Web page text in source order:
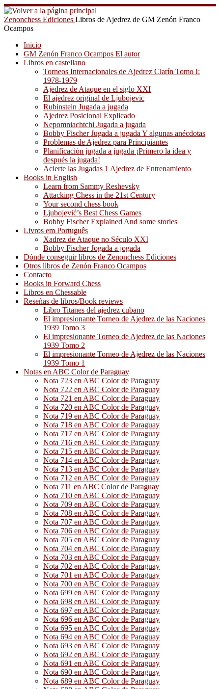
Saltar
al
contenido
Zenonchess Ediciones Libros de Ajedrez de GM Zenón Franco
Ocampos
Inicio
GM Zenón Franco Ocampos El autor
Libros en castellano
Torneos Internacionales de Ajedrez Clarín Tomo I:
1978-1979
Ajedrez de Ataque en el siglo XXI
El ajedrez original de Ljubojevic
Rubinstein Jugada a jugada
Ajedrez Posicional Explicado
Nepomniachtchi Jugada a jugada
Bobby Fischer Jugada a jugada Y algunas anécdotas
Problemas de Ajedrez para Principiantes
Planificación jugada a jugada ¡Primero la idea y
después la jugada!
Acierte las Jugadas 1 Ajedrez de Entrenamiento
Books in English
Learn from Sammy Reshevsky
Attacking Chess in the 21st Century
Your second chess book
Ljubojević’s Best Chess Games
Bobby Fischer Explained And some stories
Livros em Português
Xadrez de Ataque no Século XXI
Bobby Fischer Jogada a jogada
Dónde conseguir libros de Zenonchess Ediciones
Otros libros de Zenón Franco Ocampos
Contacto
Books in Forward Chess
Libros en Chessable
Reseñas de libros/Book reviews
Libro Titanes del ajedrez cubano
El impresionante Torneo de Ajedrez de las Naciones
1939 Tomo 3
El impresionante Torneo de Ajedrez de las Naciones
1939 Tomo 2
El impresionante Torneo de Ajedrez de las Naciones
1939 Tomo 1
Notas en ABC Color de Paraguay
Nota 723 en ABC Color de Paraguay
Nota 722 en ABC Color de Paraguay
Nota 721 en ABC Color de Paraguay
Nota 720 en ABC Color de Paraguay
Nota 719 en ABC Color de Paraguay
Nota 718 en ABC Color de Paraguay
Nota 717 en ABC Color de Paraguay
Nota 716 en ABC Color de Paraguay
Nota 715 en ABC Color de Paraguay
Nota 714 en ABC Color de Paraguay
Nota 713 en ABC Color de Paraguay
Nota 712 en ABC Color de Paraguay
Nota 711 en ABC Color de Paraguay
Nota 710 en ABC Color de Paraguay
Nota 709 en ABC Color de Paraguay
Nota 708 en ABC Color de Paraguay
Nota 707 en ABC Color de Paraguay
Nota 706 en ABC Color de Paraguay
Nota 705 en ABC Color de Paraguay
Nota 704 en ABC Color de Paraguay
Nota 703 en ABC Color de Paraguay
Nota 702 en ABC Color de Paraguay
Nota 701 en ABC Color de Paraguay
Nota 700 en ABC Color de Paraguay
Nota 699 en ABC Color de Paraguay
Nota 698 en ABC Color de Paraguay
Nota 697 en ABC Color de Paraguay
Nota 696 en ABC Color de Paraguay
Nota 695 en ABC Color de Paraguay
Nota 694 en ABC Color de Paraguay
Nota 693 en ABC Color de Paraguay
Nota 692 en ABC Color de Paraguay
Nota 691 en ABC Color de Paraguay
Nota 690 en ABC Color de Paraguay
Nota 689 en ABC Color de Paraguay